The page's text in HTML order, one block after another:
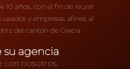
10 años, con el fin de reunir
y empresas afines al
del cantón de Grecia.
su agencia
con nosotros: